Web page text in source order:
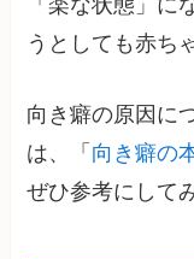
うとしても赤ち
向き癖の原因に
は、「 向き癖の
ぜひ参考にして